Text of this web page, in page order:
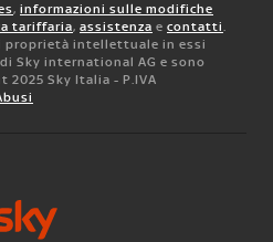
, informazioni sulle modifiche
tariffaria, assistenza e contatti.
proprietà intellettuale in essi
Sky international AG e sono
Sky Italia - P.IVA